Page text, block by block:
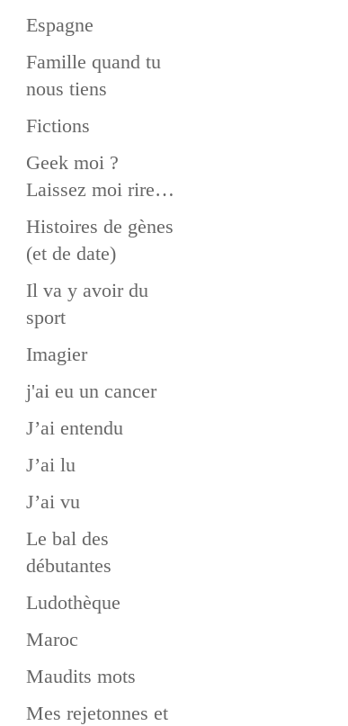
Espagne
Famille quand tu
nous tiens
Fictions
Geek moi ?
Laissez moi rire…
Histoires de gènes
(et de date)
Il va y avoir du
sport
Imagier
j'ai eu un cancer
J’ai entendu
J’ai lu
J’ai vu
Le bal des
débutantes
Ludothèque
Maroc
Maudits mots
Mes rejetonnes et